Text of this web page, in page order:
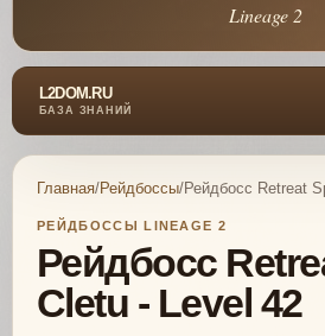
Lineage 2
L2DOM.RU
БАЗА ЗНАНИЙ
Главная/Рейдбоссы/Рейдбосс Retreat
РЕЙДБОССЫ LINEAGE 2
Рейдбосс
Cletu - Level 42